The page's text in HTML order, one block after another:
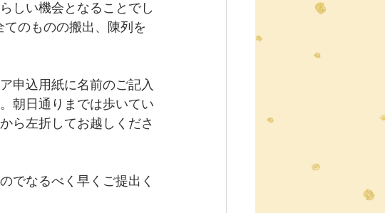
しい機会となることでし
てのものの搬出、陳列を
申込用紙に名前のご記入
朝日通りまでは歩いてい
ら左折してお越しくださ
でなるべく早くご提出く